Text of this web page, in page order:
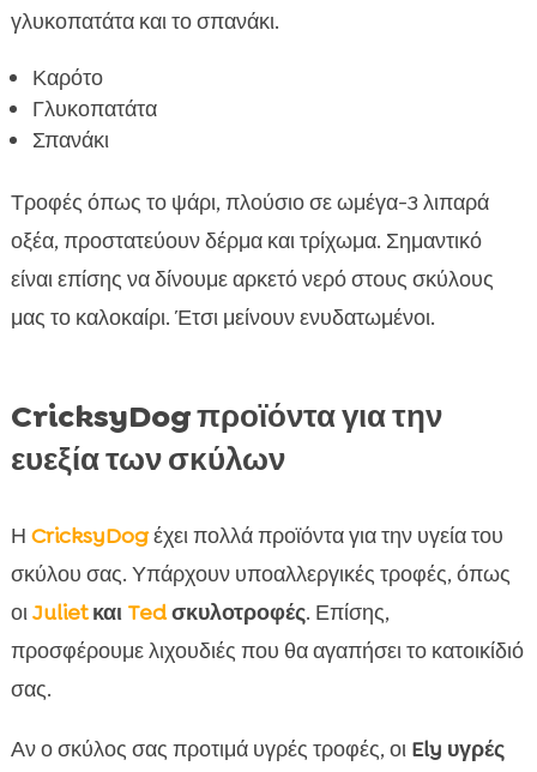
γλυκοπατάτα και το σπανάκι.
Καρότο
Γλυκοπατάτα
Σπανάκι
Τροφές όπως το ψάρι, πλούσιο σε ωμέγα-3 λιπαρά
οξέα, προστατεύουν δέρμα και τρίχωμα. Σημαντικό
είναι επίσης να δίνουμε αρκετό νερό στους σκύλους
μας το καλοκαίρι. Έτσι μείνουν ενυδατωμένοι.
CricksyDog προϊόντα για την
ευεξία των σκύλων
Η CricksyDogέχει πολλά προϊόντα για την υγεία του
σκύλου σας. Υπάρχουν υποαλλεργικές τροφές, όπως
οιJulietκαι Tedσκυλοτροφές. Επίσης,
προσφέρουμε λιχουδιές που θα αγαπήσει το κατοικίδιό
σας.
Αν ο σκύλος σας προτιμά υγρές τροφές, οι Ely υγρές